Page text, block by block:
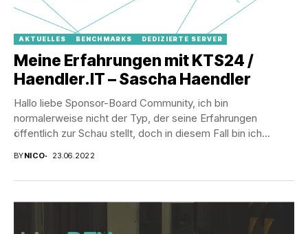
AKTUELLES BENCHMARKS DEDIZIERTE SERVER
Meine Erfahrungen mit KTS24 /
Haendler.IT – Sascha Haendler
Hallo liebe Sponsor-Board Community, ich bin
normalerweise nicht der Typ, der seine Erfahrungen
öffentlich zur Schau stellt, doch in diesem Fall bin ich...
BYNICO 23.06.2022